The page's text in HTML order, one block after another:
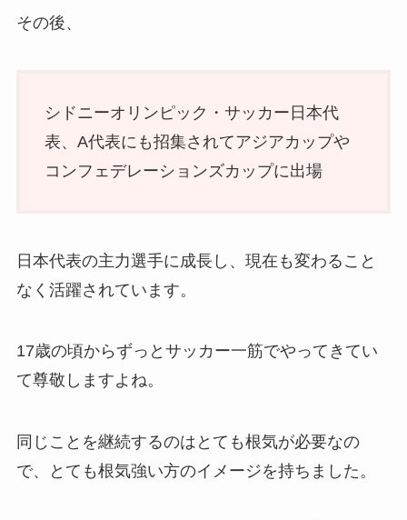
その後、
シドニーオリンピック・サッカー日本代
表、A代表にも招集されてアジアカップや
コンフェデレーションズカップに出場
日本代表の主力選手に成長し、現在も変わること
なく活躍されています。
17歳の頃からずっとサッカー一筋でやってきてい
て尊敬しますよね。
同じことを継続するのはとても根気が必要なの
で、とても根気強い方のイメージを持ちました。